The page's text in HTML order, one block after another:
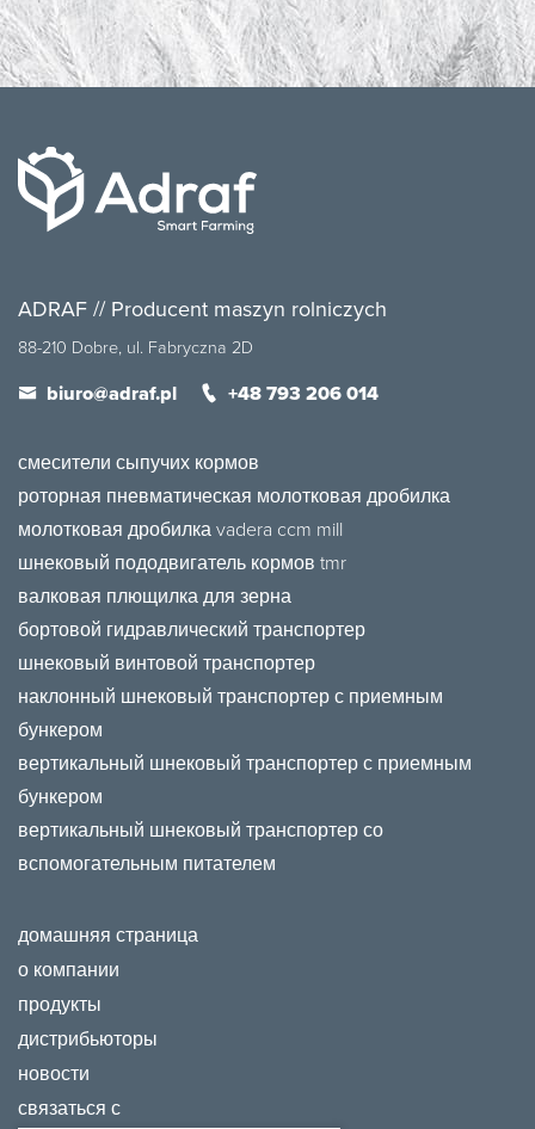
ADRAF // Producent maszyn rolniczych
88-210 Dobre, ul. Fabryczna 2D
biuro@adraf.pl +48 793 206 014
домашняя страница
о компании
продукты
дистрибьюторы
новости
связаться с
смесители сыпучих кормов
роторная пневматическая молотковая дробилка
молотковая дробилка vadera ccm mill
шнековый пододвигатель кормов tmr
валковая плющилка для зерна
бортовой гидравлический транспортер
шнековый винтовой транспортер
наклонный шнековый транспортер с приемным
бункером
вертикальный шнековый транспортер с приемным
бункером
вертикальный шнековый транспортер со
вспомогательным питателем